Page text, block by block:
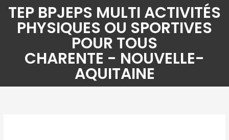
Aller
contenu
TEP BPJEPS MULTI ACTIVITÉS
PHYSIQUES OU SPORTIVES
POUR TOUS
CHARENTE - NOUVELLE-
AQUITAINE